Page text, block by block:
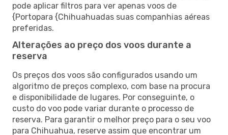
pode aplicar filtros para ver apenas voos de
{Portopara {Chihuahuadas suas companhias aéreas
preferidas.
Alterações ao preço dos voos durante a
reserva
Os preços dos voos são configurados usando um
algoritmo de preços complexo, com base na procura
e disponibilidade de lugares. Por conseguinte, o
custo do voo pode variar durante o processo de
reserva. Para garantir o melhor preço para o seu voo
para Chihuahua, reserve assim que encontrar um